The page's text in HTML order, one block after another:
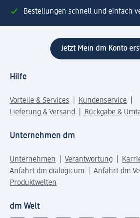
Bestellungen schnell und einfach
Jetzt Mein dm Konto
Hilfe
Vorteile & Services
Kundenservice
Lieferung & Versand
Rückgabe &
Unternehmen dm
Unternehmen Verantwortung
Anfahrt dm dialogicum
Anfahrt dm
Produktwelten
dm Welt